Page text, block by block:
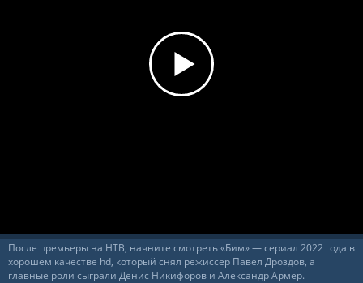
После премьеры на НТВ, начните смотреть «Бим» — сериал 2022 года в
хорошем качестве hd, который снял режиссер Павел Дроздов, а
главные роли сыграли Денис Никифоров и Александр Армер.